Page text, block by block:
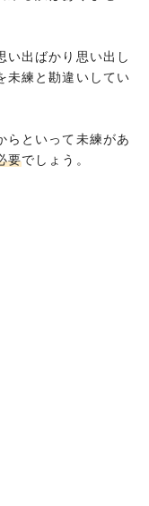
い出ばかり思い出し
未練と勘違いしてい
らといって未練があ
要でしょう。